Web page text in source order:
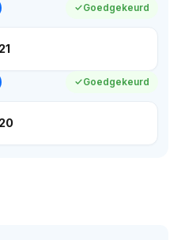
Goedgekeurd
Goedgekeurd